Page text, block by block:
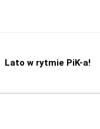
Lato w rytmie PiK-a!